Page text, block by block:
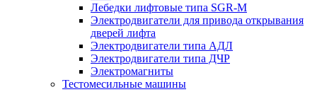
Лебедки лифтовые типа SGR-M
Электродвигатели для привода открывания
дверей лифта
Электродвигатели типа АДЛ
Электродвигатели типа ДЧР
Электромагниты
Тестомесильные машины